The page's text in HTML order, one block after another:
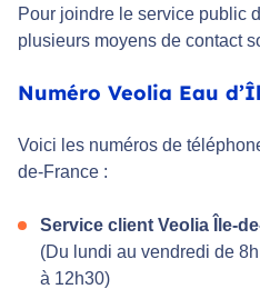
Pour joindre le service public
plusieurs moyens de contact
Numéro Veolia Eau
Voici les numéros de
de-France :
Service client Veolia Île-
(Du lundi au vendredi de
à 12h30)